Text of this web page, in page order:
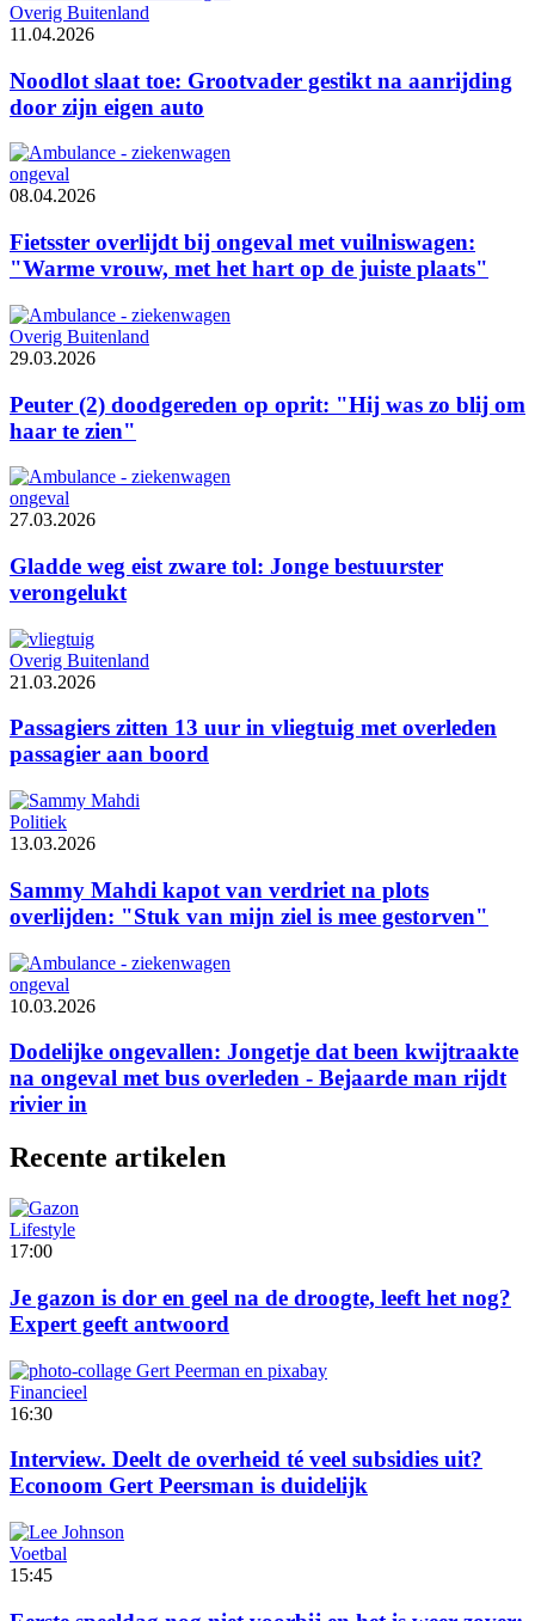
Overig Buitenland
11.04.2026
Noodlot slaat toe: Grootvader gestikt na aanrijding
door zijn eigen auto
ongeval
08.04.2026
Fietsster overlijdt bij ongeval met vuilniswagen:
"Warme vrouw, met het hart op de juiste plaats"
Overig Buitenland
29.03.2026
Peuter (2) doodgereden op oprit: "Hij was zo blij om
haar te zien"
ongeval
27.03.2026
Gladde weg eist zware tol: Jonge bestuurster
verongelukt
Overig Buitenland
21.03.2026
Passagiers zitten 13 uur in vliegtuig met overleden
passagier aan boord
Politiek
13.03.2026
Sammy Mahdi kapot van verdriet na plots
overlijden: "Stuk van mijn ziel is mee gestorven"
ongeval
10.03.2026
Dodelijke ongevallen: Jongetje dat been kwijtraakte
na ongeval met bus overleden - Bejaarde man rijdt
rivier in
Recente artikelen
Lifestyle
17:00
Je gazon is dor en geel na de droogte, leeft het nog?
Expert geeft antwoord
Financieel
16:30
Interview. Deelt de overheid té veel subsidies uit?
Econoom Gert Peersman is duidelijk
Voetbal
15:45